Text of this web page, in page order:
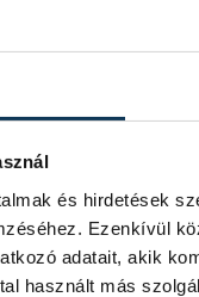
és hirdetések
Ezenkívül
adatait, akik
használt más